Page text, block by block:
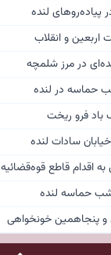
پیاده‌روهای لنده
و انقلاب
در مرز شلمچه
حماسه در لنده
باد فرو ریخت
سادات لنده
اقدام قاطع قوه‌قضائیه
حماسه لنده
پنجاهمین خونخواهی